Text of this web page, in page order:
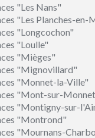
"Les Nans"
"Les Planches-en-
"Longcochon"
"Loulle"
"Mièges"
"Mignovillard"
"Monnet-la-Ville"
"Mont-sur-
"Montigny-sur-
"Montrond"
"Mournans-